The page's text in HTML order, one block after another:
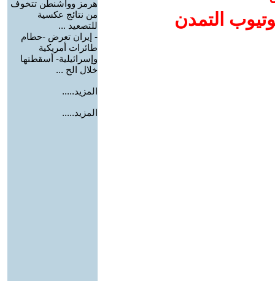
التمدن
هرمز وواشنطن تتخوف
من نتائج عكسية
للتصعيد ...
- إيران تعرض -حطام
طائرات أمريكية
وإسرائيلية- أسقطتها
خلال الح ...
المزيد.....
المزيد.....